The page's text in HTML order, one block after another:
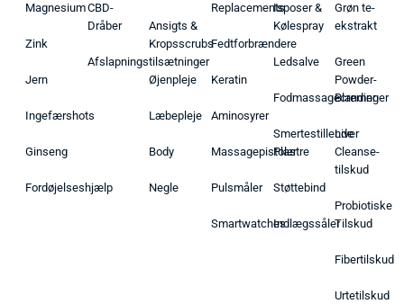
Magnesium
Zink
Jern
Ingefærshots
Ginseng
Fordøjelseshjælp
CBD-
Dråber
Afslapningstilsætninger
Ansigts &
Kropsscrubs
Øjenpleje
Læbepleje
Body
Negle
Replacements
Fedtforbrændere
Keratin
Aminosyrer
Massagepistoler
Pulsmåler
Smartwatches
Isposer &
Kølespray
Ledsalve
Fodmassagecremer
Smertestillende
Plastre
Støttebind
Indlægssåler
Grøn te-
ekstrakt
Green
Powder-
Blandinger
Liver
Cleanse-
tilskud
Probiotiske
Tilskud
Fibertilskud
Urtetilskud